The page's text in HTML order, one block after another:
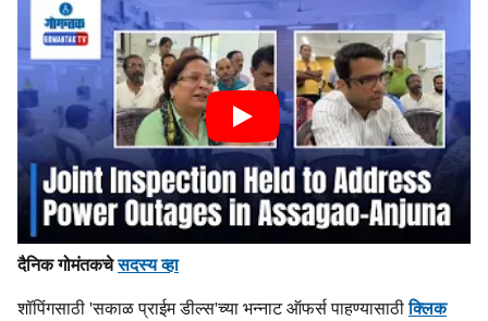
दैनिक गोमंतकचेसदस्य व्हा
शॉपिंगसाठी 'सकाळ प्राईम डील्स'च्या भन्नाट ऑफर्स पाहण्यासाठीक्लिक